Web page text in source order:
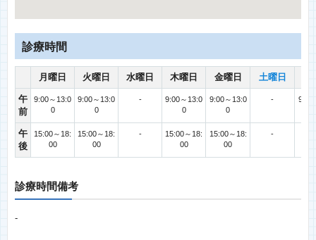
診療時間
月曜日 火曜日 水曜日 木曜日 金曜日 土曜日
午
前
9:00～13:0
0
9:00～13:0
0
-
9:00～13:0
0
9:00～13:0
0
-
9:00
午
後
15:00～18:
00
15:00～18:
00
-
15:00～18:
00
15:00～18:
00
-
診療時間備考
-